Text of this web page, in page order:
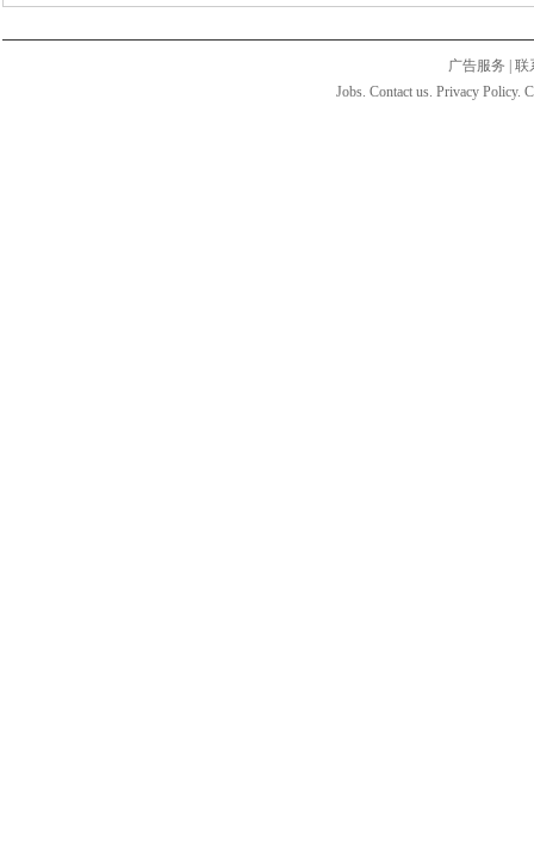
广告服务
联
Jobs. Contact us. Privacy Policy.